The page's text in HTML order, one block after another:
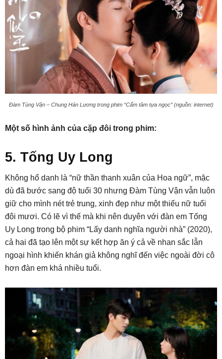
Đàm Tùng Vận – Chung Hán Lương trong phim “Cẩm tâm tựa ngọc” (nguồn: internet)
Một số hình ảnh của cặp đôi trong phim:
5. Tống Uy Long
Không hổ danh là “nữ thần thanh xuân của Hoa ngữ”, mặc
dù đã bước sang độ tuổi 30 nhưng Đàm Tùng Vận vẫn luôn
giữ cho mình nét trẻ trung, xinh đẹp như một thiếu nữ tuổi
đôi mươi. Có lẽ vì thế mà khi nên duyên với đàn em Tống
Uy Long trong bộ phim “Lấy danh nghĩa người nhà” (2020),
cả hai đã tạo lên một sự kết hợp ăn ý cả về nhan sắc lẫn
ngoại hình khiến khán giả không nghĩ đến việc ngoài đời cô
hơn đàn em khá nhiều tuổi.